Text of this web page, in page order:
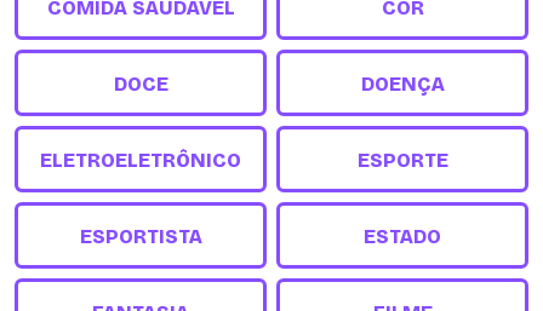
COMIDA SAUDÁVEL COR
DOCE DOENÇA
ELETROELETRÔNICO ESPORTE
ESPORTISTA ESTADO